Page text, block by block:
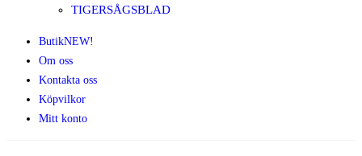
TIGERSÅGSBLAD
ButikNEW!
Om oss
Kontakta oss
Köpvilkor
Mitt konto